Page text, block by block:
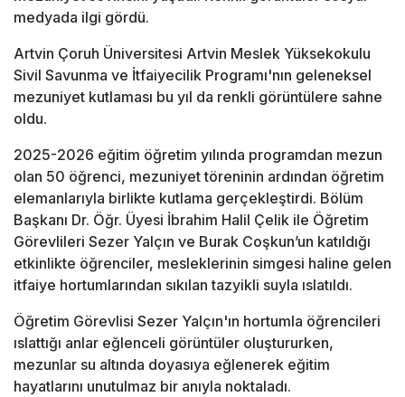
medyada ilgi gördü.
Artvin Çoruh Üniversitesi Artvin Meslek Yüksekokulu
Sivil Savunma ve İtfaiyecilik Programı'nın geleneksel
mezuniyet kutlaması bu yıl da renkli görüntülere sahne
oldu.
2025-2026 eğitim öğretim yılında programdan mezun
olan 50 öğrenci, mezuniyet töreninin ardından öğretim
elemanlarıyla birlikte kutlama gerçekleştirdi. Bölüm
Başkanı Dr. Öğr. Üyesi İbrahim Halil Çelik ile Öğretim
Görevlileri Sezer Yalçın ve Burak Coşkun’un katıldığı
etkinlikte öğrenciler, mesleklerinin simgesi haline gelen
itfaiye hortumlarından sıkılan tazyikli suyla ıslatıldı.
Öğretim Görevlisi Sezer Yalçın'ın hortumla öğrencileri
ıslattığı anlar eğlenceli görüntüler oluştururken,
mezunlar su altında doyasıya eğlenerek eğitim
hayatlarını unutulmaz bir anıyla noktaladı.